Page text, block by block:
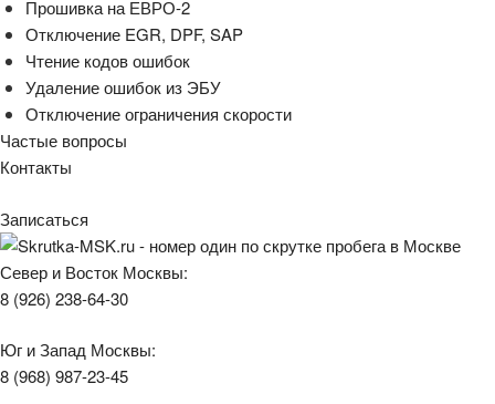
Прошивка на ЕВРО-2
Отключение EGR, DPF, SAP
Чтение кодов ошибок
Удаление ошибок из ЭБУ
Отключение ограничения скорости
Частые вопросы
Контакты
Записаться
Север и Восток Москвы:
8 (926) 238-64-30
Юг и Запад Москвы:
8 (968) 987-23-45